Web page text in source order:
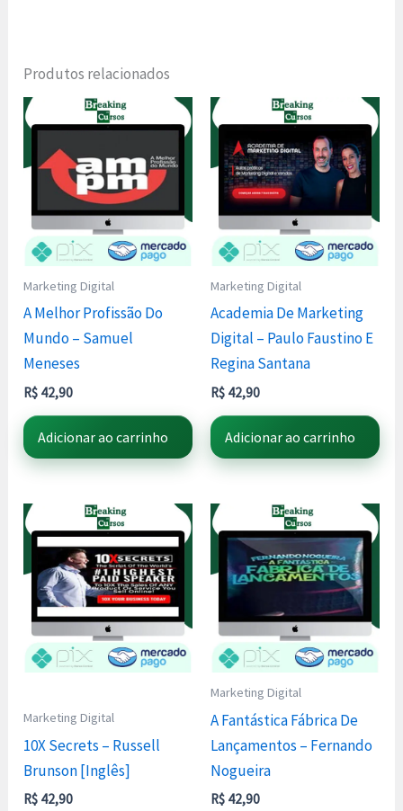
Produtos relacionados
Marketing Digital
A Melhor Profissão Do
Mundo – Samuel
Meneses
R$ 42,90
Adicionar ao carrinho
Marketing Digital
Academia De Marketing
Digital – Paulo Faustino E
Regina Santana
R$ 42,90
Adicionar ao carrinho
Marketing Digital
10X Secrets – Russell
Brunson [Inglês]
R$ 42,90
Marketing Digital
A Fantástica Fábrica De
Lançamentos – Fernando
Nogueira
R$ 42,90